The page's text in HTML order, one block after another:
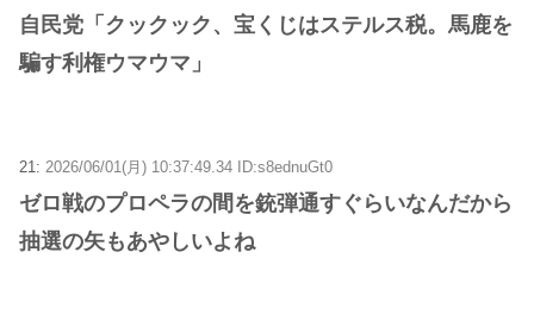
自民党「クックック、宝くじはステルス税。馬鹿を
騙す利権ウマウマ」
21: 2026/06/01(月) 10:37:49.34 ID:s8ednuGt0
ゼロ戦のプロペラの間を銃弾通すぐらいなんだから
抽選の矢もあやしいよね